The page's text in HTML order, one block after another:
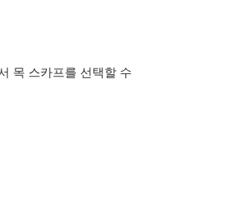
목 스카프를 선택할 수